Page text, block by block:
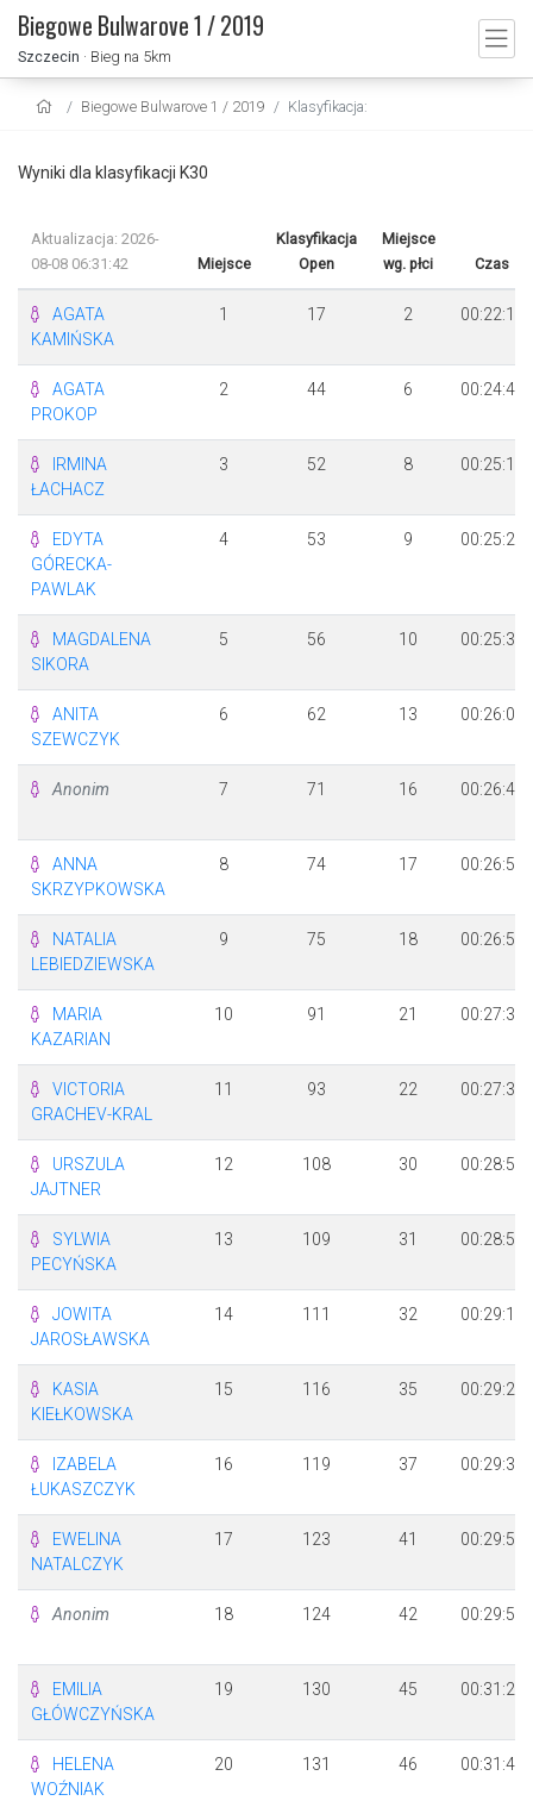
Biegowe Bulwarove 1 / 2019
Szczecin · Bieg na 5km
Biegowe Bulwarove 1 / 2019 Klasyfikacja:
Wyniki dla klasyfikacji K30
Aktualizacja: 2026-
08-08 06:31:42
Miejsce
Klasyfikacja
Open
Miejsce
wg. płci
Czas
AGATA
KAMIŃSKA
1 17 2 00:22:14
AGATA
PROKOP
2 44 6 00:24:47
IRMINA
ŁACHACZ
3 52 8 00:25:19
EDYTA
GÓRECKA-
PAWLAK
4 53 9 00:25:25
MAGDALENA
SIKORA
5 56 10 00:25:35
ANITA
SZEWCZYK
6 62 13 00:26:03
Anonim 7 71 16 00:26:46
ANNA
SKRZYPKOWSKA
8 74 17 00:26:51
NATALIA
LEBIEDZIEWSKA
9 75 18 00:26:56
MARIA
KAZARIAN
10 91 21 00:27:36
VICTORIA
GRACHEV-KRAL
11 93 22 00:27:37
URSZULA
JAJTNER
12 108 30 00:28:51
SYLWIA
PECYŃSKA
13 109 31 00:28:56
JOWITA
JAROSŁAWSKA
14 111 32 00:29:10
KASIA
KIEŁKOWSKA
15 116 35 00:29:26
IZABELA
ŁUKASZCZYK
16 119 37 00:29:35
EWELINA
NATALCZYK
17 123 41 00:29:53
Anonim 18 124 42 00:29:50
EMILIA
GŁÓWCZYŃSKA
19 130 45 00:31:24
HELENA
WOŹNIAK
20 131 46 00:31:40